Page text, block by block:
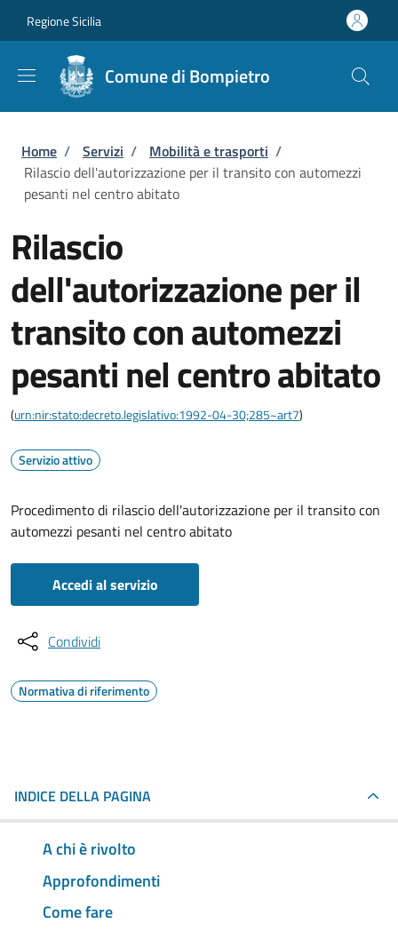
Regione Sicilia
Comune di Bompietro
Briciole di pane
Home / Servizi / Mobilità e trasporti /
Rilascio dell'autorizzazione per il transito con automezzi
pesanti nel centro abitato
Rilascio
dell'autorizzazione per il
transito con automezzi
pesanti nel centro abitato
(urn:nir:stato:decreto.legislativo:1992-04-30;285~art7)
Servizio attivo
Procedimento di rilascio dell'autorizzazione per il transito con
automezzi pesanti nel centro abitato
Accedi al servizio
Condividi
Normativa di riferimento
INDICE DELLA PAGINA
A chi è rivolto
Approfondimenti
Come fare